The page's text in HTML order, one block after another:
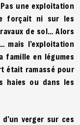
une exploitation
forçait ni sur les
de sol… Alors
l’exploitation
famille en légumes
était ramassé pour
haies ou dans les
verger sur ces